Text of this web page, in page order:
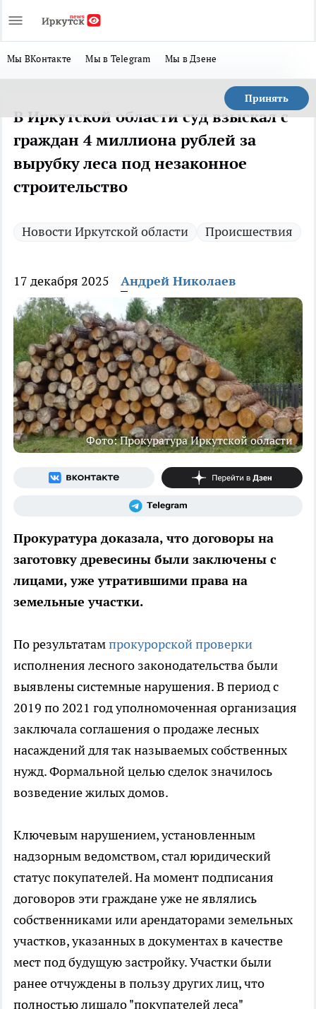
Мы ВКонтакте Мы в Telegram Мы в Дзене
Принять
В Иркутской области суд взыскал с
граждан 4 миллиона рублей за
вырубку леса под незаконное
строительство
Новости Иркутской области Происшествия
17 декабря 2025 Андрей Николаев
Фото: Прокуратура Иркутской области
Прокуратура доказала, что договоры на
заготовку древесины были заключены с
лицами, уже утратившими права на
земельные участки.
По результатампрокурорской проверки
исполнения лесного законодательства были
выявлены системные нарушения. В период с
2019 по 2021 год уполномоченная организация
заключала соглашения о продаже лесных
насаждений для так называемых собственных
нужд. Формальной целью сделок значилось
возведение жилых домов.
Ключевым нарушением, установленным
надзорным ведомством, стал юридический
статус покупателей. На момент подписания
договоров эти граждане уже не являлись
собственниками или арендаторами земельных
участков, указанных в документах в качестве
мест под будущую застройку. Участки были
ранее отчуждены в пользу других лиц, что
полностью лишало "покупателей леса"